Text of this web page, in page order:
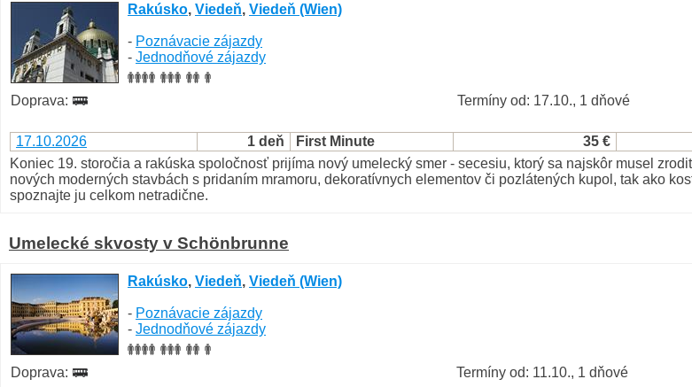
Rakúsko, Viedeň, Viedeň (Wien)
- Poznávacie zájazdy
- Jednodňové zájazdy
Doprava:
Termíny od: 17.10., 1 dňové
17.10.2026 1 deň First Minute 35 €
Koniec 19. storočia a rakúska spoločnosť prijíma nový umelecký smer - secesiu, ktorý sa najskôr musel
nových moderných stavbách s pridaním mramoru, dekoratívnych elementov či pozlátených kupol, tak ako
spoznajte ju celkom netradične.
Umelecké skvosty v Schönbrunne
Rakúsko, Viedeň, Viedeň (Wien)
- Poznávacie zájazdy
- Jednodňové zájazdy
Doprava:
Termíny od: 11.10., 1 dňové